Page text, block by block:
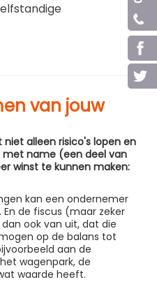
van jouw
alleen risico's lopen en
name (een deel van
winst te kunnen maken:
kan een ondernemer
de fiscus (maar zeker
ook van uit, dat die
op de balans tot
aan de
wagenpark, de
waarde heeft.